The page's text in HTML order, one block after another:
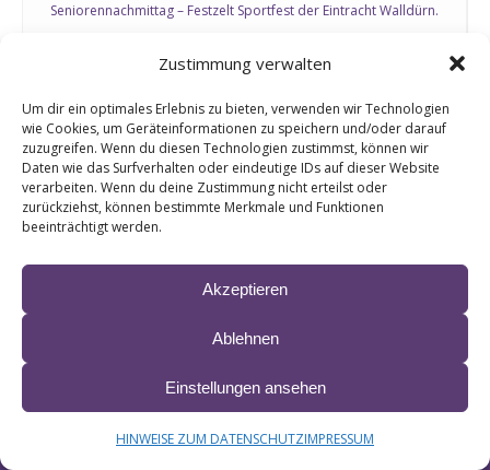
Zustimmung verwalten
Um dir ein optimales Erlebnis zu bieten, verwenden wir Technologien
wie Cookies, um Geräteinformationen zu speichern und/oder darauf
zuzugreifen. Wenn du diesen Technologien zustimmst, können wir
Daten wie das Surfverhalten oder eindeutige IDs auf dieser Website
verarbeiten. Wenn du deine Zustimmung nicht erteilst oder
zurückziehst, können bestimmte Merkmale und Funktionen
beeinträchtigt werden.
Akzeptieren
Ablehnen
Einstellungen ansehen
HINWEISE ZUM DATENSCHUTZIMPRESSUM
Seniorennachmittag – Festzelt Sportfest der Eintracht Walldürn.
© 2024 LIANE ∙ site bykrobbdesign&Manfred Esser
IMPRESSUM & HAFTUNG
BARRIEREFREIHEITSERKLÄRUNG